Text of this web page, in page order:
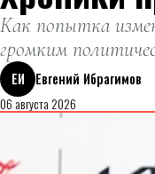
Как попытка
громким
ЕИ
Евгений Ибрагимов
06 августа 2026